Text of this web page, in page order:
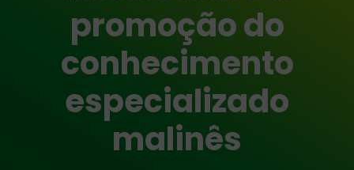
promoção do
conhecimento
especializado
malinês